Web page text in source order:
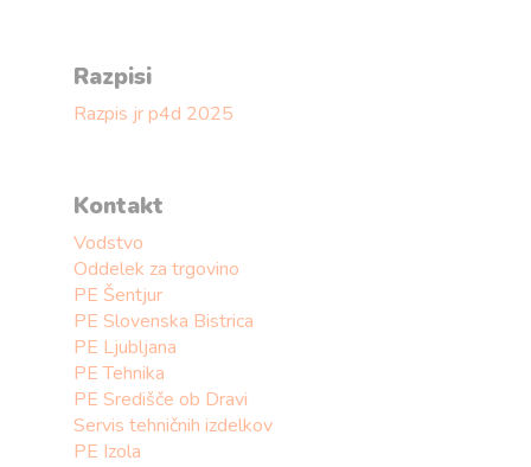
Razpisi
Razpis jr p4d 2025
Kontakt
Vodstvo
Oddelek za trgovino
PE Šentjur
PE Slovenska Bistrica
PE Ljubljana
PE Tehnika
PE Središče ob Dravi
Servis tehničnih izdelkov
PE Izola